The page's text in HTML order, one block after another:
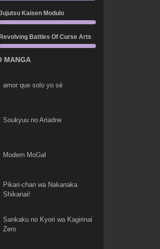
Kaisen Modulo
Revolving Battles Of Curse Arts
MANGA
amor que solo yo sé
Soukyuu no Ariadne
Modern MoGal
Pikari-chan wa Nakanaka
Shikanai!
Sankaku no Kyori wa Kagirinai
Zero